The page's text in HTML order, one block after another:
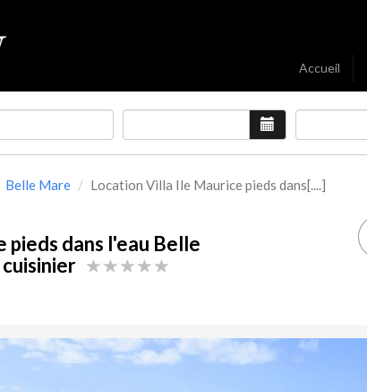
Accueil
Belle Mare Location Villa Ile Maurice pieds dans[....]
dans l'eau Belle